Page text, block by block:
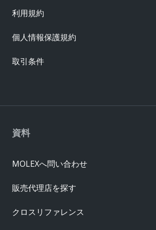
資料
MOLEXへ問い合わせ
販売代理店を探す
クロスリファレンス
利用規約
個人情報保護規約
取引条件